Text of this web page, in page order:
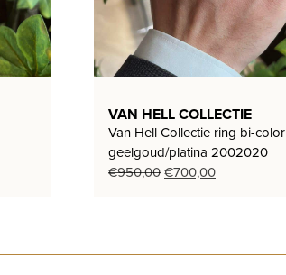
VAN HELL COLLECTIE
Van Hell Collectie ring bi-color
geelgoud/platina 2002020
€950,00Oorspronkelijke
€700,00Huidige